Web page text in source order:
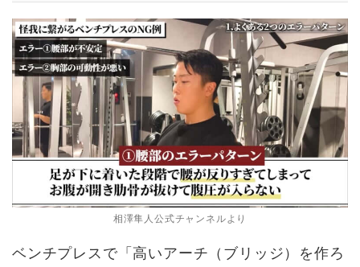
相澤隼人公式チャンネルより
ベンチプレスで「高いアーチ（ブリッジ）を作ろ